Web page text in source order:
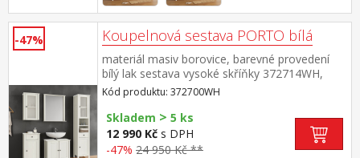
-47% Koupelnová sestava PORTO bílá
materiál masiv borovice, barevné provedení
bílý lak sestava vysoké skříňky 372714WH,
závěsné skříňky 372724WH, skříňky
372725WH, skříňky pod umývadlo 372729WH
a zrcadla 372732WH rozměr vysoké skříňky
(š/h/v) 42 × 30 × 190 cm rozměr závěsné
skříňky (š/h/v) 42 × 25 × 70 cm rozměr skříňky
Kód produktu: 372700WH
Skladem > 5 ks
12 990 Kč s DPH
-47% 24 950 Kč **